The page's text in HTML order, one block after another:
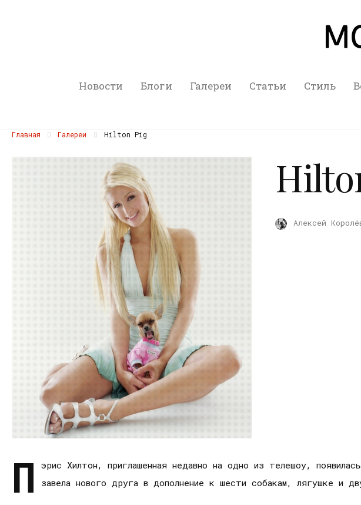
Новости Блоги Галереи Статьи Стиль
Главная Галереи Hilton Pig
Алексей
П
эрис Хилтон, приглашенная недавно на одно из телешоу,
завела нового друга в дополнение к шести собакам, лягушке и